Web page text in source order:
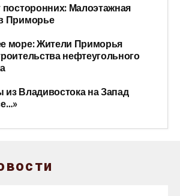
посторонних: Малоэтажная
Приморье
море: Жители Приморья
нефтеугольного
Владивостока на Запад